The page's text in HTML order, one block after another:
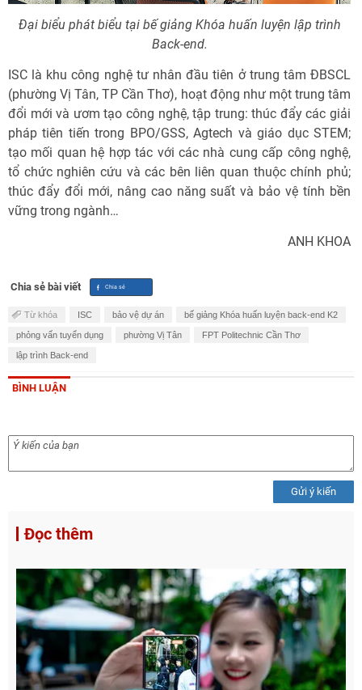
Đại biểu phát biểu tại bế giảng Khóa huấn luyện lập trình
Back-end.
ISC là khu công nghệ tư nhân đầu tiên ở trung tâm ĐBSCL
(phường Vị Tân, TP Cần Thơ), hoạt động như một trung tâm
đổi mới và ươm tạo công nghệ, tập trung: thúc đẩy các giải
pháp tiên tiến trong BPO/GSS, Agtech và giáo dục STEM;
tạo mối quan hệ hợp tác với các nhà cung cấp công nghệ,
tổ chức nghiên cứu và các bên liên quan thuộc chính phủ;
thúc đẩy đổi mới, nâng cao năng suất và bảo vệ tính bền
vững trong ngành…
ANH KHOA
Chia sẻ bài viết
Từ khóa ISC bảo vệ dự án bế giảng Khóa huấn luyện back-end K2
phỏng vấn tuyển dụng phường Vị Tân FPT Politechnic Cần Thơ
lập trình Back-end
BÌNH LUẬN
Gửi ý kiến
Đọc thêm